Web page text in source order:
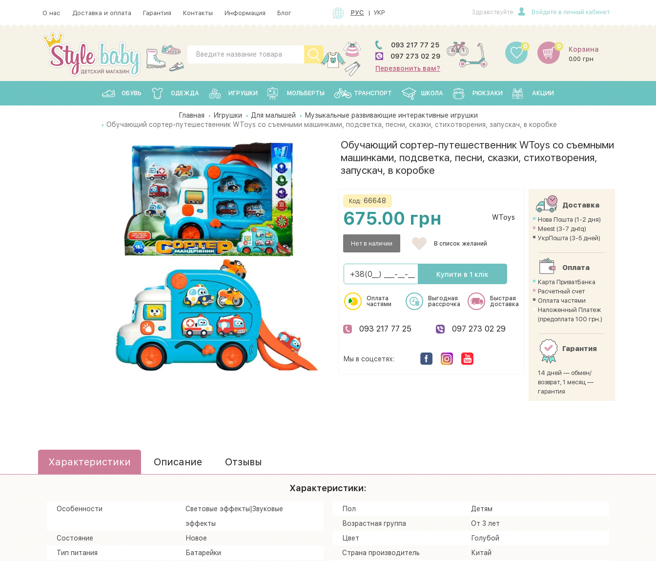
О нас Доставка и оплата Гарантия Контакты Информация Блог РУС УКР Здравствуйте Войдите в личный кабинет
093 217 77 25
097 273 02 29
Перезвонить вам?
0 Корзина
0.00 грн
0
ОБУВЬ ОДЕЖДА ИГРУШКИ МОЛЬБЕРТЫ ТРАНСПОРТ ШКОЛА РЮКЗАКИ АКЦИИ
Главная Игрушки Для малышей
Музыкальные развивающие интерактивные игрушки
Обучающий сортер-путешественник WToys со съемными машинками, подсветка, песни, сказки, стихотворения, запускач, в коробке
Обучающий сортер-путешественник WToys со съемными
машинками, подсветка, песни, сказки, стихотворения,
запускач, в коробке
Код: 66648
675.00 грн WToys
Нет в наличии В список желаний
Купити в 1 клік
Оплата
частями
Выгодная
рассрочка
Быстрая
доставка
093 217 77 25 097 273 02 29
Мы в соцсетях:
Доставка
Нова Пошта (1-2 дня)
Meest (3-7 днtq)
УкрПошта (3-5 дней)
Оплата
Карта ПриватБанка
Расчетный счет
Оплата частями
Наложенный Платеж
(предоплата 100 грн.)
Гарантия
14 дней — обмен/
возврат, 1 месяц —
гарантия
Характеристики Описание Отзывы
Характеристики:
Особенности
Световые эффекты|Звуковые
эффекты
Состояние
Новое
Тип питания
Батарейки
Пол
Детям
Возрастная группа
От 3 лет
Цвет
Голубой
Страна производитель
Китай